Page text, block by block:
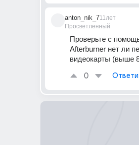
anton_nik_7
Просветленный
11лет
Проверьте с
Afterburner нет ли
видеокарты (выше
0